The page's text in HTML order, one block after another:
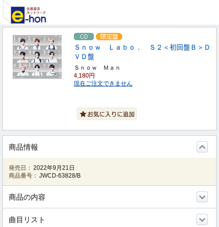
Ｓｎｏｗ Ｌａｂｏ． Ｓ２＜初回盤Ｂ＞Ｄ
ＶＤ盤
Ｓｎｏｗ Ｍａｎ
4,180円
現在ご注文できません
商品情報
発売日： 2022年9月21日
商品番号： JWCD-63828/B
商品の内容
曲目リスト